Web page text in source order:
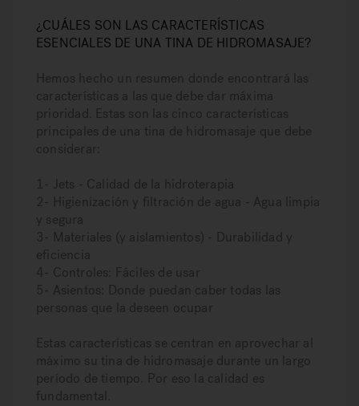
¿CUÁLES SON LAS CARACTERÍSTICAS
ESENCIALES DE UNA TINA DE HIDROMASAJE?
Hemos hecho un resumen donde encontrará las
características a las que debe dar máxima
prioridad. Estas son las cinco características
principales de una tina de hidromasaje que debe
considerar:
1- Jets - Calidad de la hidroterapia
2- Higienización y filtración de agua - Agua limpia
y segura
3- Materiales (y aislamientos) - Durabilidad y
eficiencia
4- Controles: Fáciles de usar
5- Asientos: Donde puedan caber todas las
personas que la deseen ocupar
Estas características se centran en aprovechar al
máximo su tina de hidromasaje durante un largo
período de tiempo. Por eso la calidad es
fundamental.